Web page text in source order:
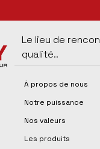
Le lieu de
qualité..
À propos de nous
Notre puissance
Nos valeurs
Les produits